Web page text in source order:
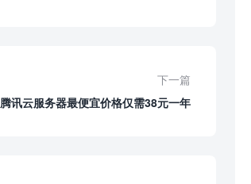
下一篇
腾讯云服务器最便宜价格仅需38元一年